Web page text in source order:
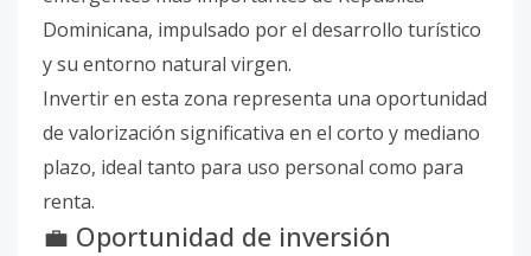
Dominicana, impulsado por el desarrollo turístico
y su entorno natural virgen.
Invertir en esta zona representa una oportunidad
de valorización significativa en el corto y mediano
plazo, ideal tanto para uso personal como para
renta.
💼 Oportunidad de inversión